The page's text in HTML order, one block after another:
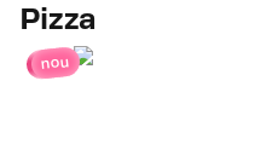
Pizza
nou